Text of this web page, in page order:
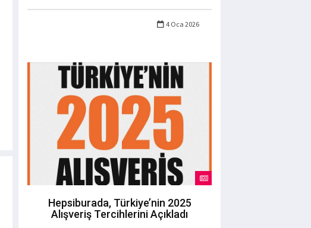
4 Oca 2026
Hepsiburada, Türkiye’nin 2025
Alışveriş Tercihlerini Açıkladı